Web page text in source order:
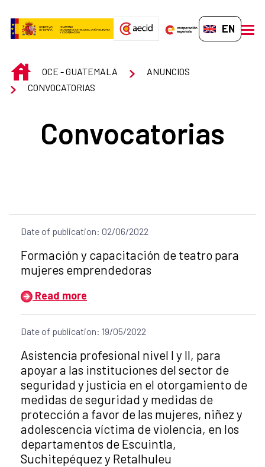
EN-GB
INICIOOCE - GUATEMALA
ANUNCIOS
CONVOCATORIAS
Convocatorias
Date of publication: 02/06/2022
Title of the announcement:
Formación y capacitación de teatro para
mujeres emprendedoras
Read more
Date of publication: 19/05/2022
Title of the announcement:
Asistencia profesional nivel I y II, para
apoyar a las instituciones del sector de
seguridad y justicia en el otorgamiento de
medidas de seguridad y medidas de
protección a favor de las mujeres, niñez y
adolescencia víctima de violencia, en los
departamentos de Escuintla,
Suchitepéquez y Retalhuleu